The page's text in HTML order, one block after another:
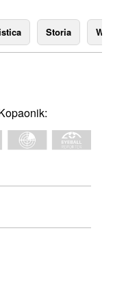
Storia